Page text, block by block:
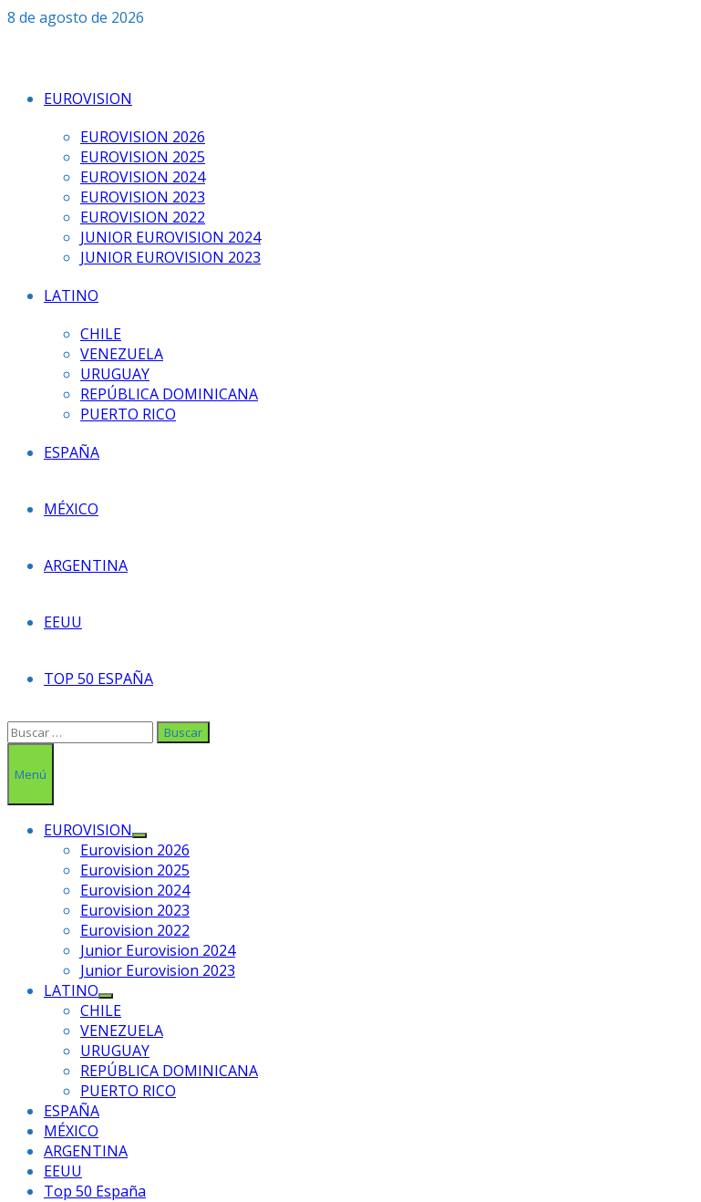
Saltar
8 de agosto de 2026
EUROVISION
EUROVISION 2026
EUROVISION 2025
EUROVISION 2024
EUROVISION 2023
EUROVISION 2022
JUNIOR EUROVISION 2024
JUNIOR EUROVISION 2023
LATINO
CHILE
VENEZUELA
URUGUAY
REPÚBLICA DOMINICANA
PUERTO RICO
ESPAÑA
MÉXICO
ARGENTINA
EEUU
TOP 50 ESPAÑA
Buscar:
Menú
EUROVISION
Mostrar
el
submenú
Eurovision 2026
Eurovision 2025
Eurovision 2024
Eurovision 2023
Eurovision 2022
Junior Eurovision 2024
Junior Eurovision 2023
LATINO
Mostrar
el
submenú
CHILE
VENEZUELA
URUGUAY
REPÚBLICA DOMINICANA
PUERTO RICO
ESPAÑA
MÉXICO
ARGENTINA
EEUU
Top 50 España